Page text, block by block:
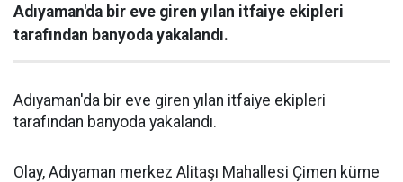
Adıyaman'da bir eve giren yılan itfaiye ekipleri
tarafından banyoda yakalandı.
Adıyaman'da bir eve giren yılan itfaiye ekipleri
tarafından banyoda yakalandı.
Olay, Adıyaman merkez Alitaşı Mahallesi Çimen küme